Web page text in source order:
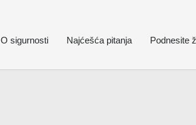
O sigurnosti Najćešća pitanja Podnesite